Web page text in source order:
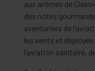
aux arômes de
des notes
aventuriers de
les vents et
l’aviation sanitaire,